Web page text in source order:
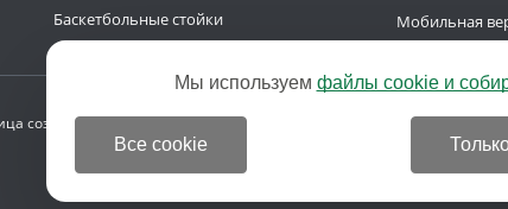
Баскетбольные стойки
Мобильная
создана за 0.288 с | БД 0.186 с (new server) © 2011-2026
Мы используем файлы cookie и
Все cookie